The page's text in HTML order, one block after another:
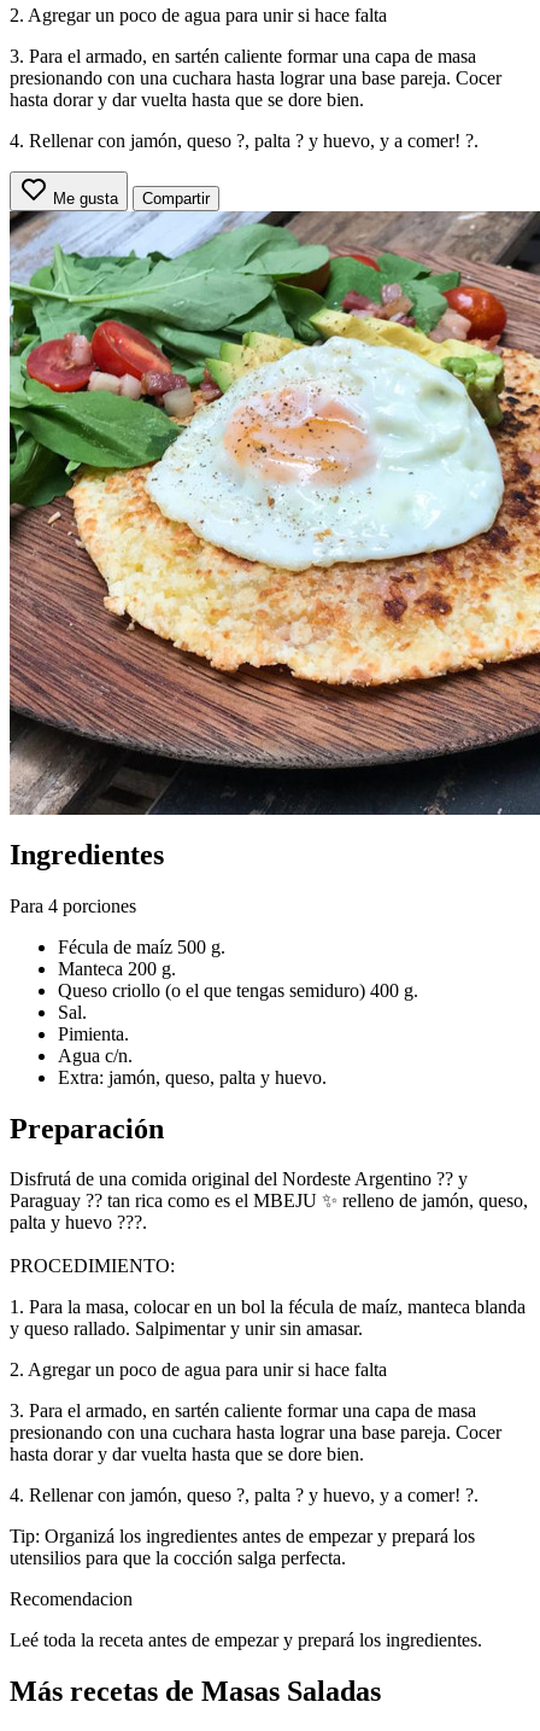
2. Agregar un poco de agua para unir si hace falta
3. Para el armado, en sartén caliente formar una capa de masa
presionando con una cuchara hasta lograr una base pareja. Cocer
hasta dorar y dar vuelta hasta que se dore bien.
4. Rellenar con jamón, queso ?, palta ? y huevo, y a comer! ?.
Me gusta Compartir
Ingredientes
Para 4 porciones
Fécula de maíz 500 g.
Manteca 200 g.
Queso criollo (o el que tengas semiduro) 400 g.
Sal.
Pimienta.
Agua c/n.
Extra: jamón, queso, palta y huevo.
Preparación
Disfrutá de una comida original del Nordeste Argentino ?? y
Paraguay ?? tan rica como es el MBEJU ✨ relleno de jamón, queso,
palta y huevo ???.
PROCEDIMIENTO:
1. Para la masa, colocar en un bol la fécula de maíz, manteca blanda
y queso rallado. Salpimentar y unir sin amasar.
2. Agregar un poco de agua para unir si hace falta
3. Para el armado, en sartén caliente formar una capa de masa
presionando con una cuchara hasta lograr una base pareja. Cocer
hasta dorar y dar vuelta hasta que se dore bien.
4. Rellenar con jamón, queso ?, palta ? y huevo, y a comer! ?.
Tip: Organizá los ingredientes antes de empezar y prepará los
utensilios para que la cocción salga perfecta.
Recomendacion
Leé toda la receta antes de empezar y prepará los ingredientes.
Más recetas de Masas Saladas